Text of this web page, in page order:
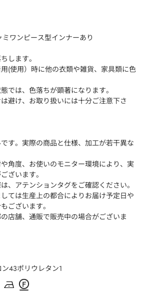
ワンピース型インナーあり
します。
(使用）時に他の衣類や雑貨、家具類に色
では、色落ちが顕著になります。
避け、お取り扱いには十分ご注意下さ
す。実際の商品と仕様、加工が若干異な
角度、お使いのモニター環境により、実
ざいます。
、アテンションタグをご確認ください。
ては生産上の都合によりお届け予定日や
ございます。
店舗、通販で販売中の場合がございま
43ポリウレタン1